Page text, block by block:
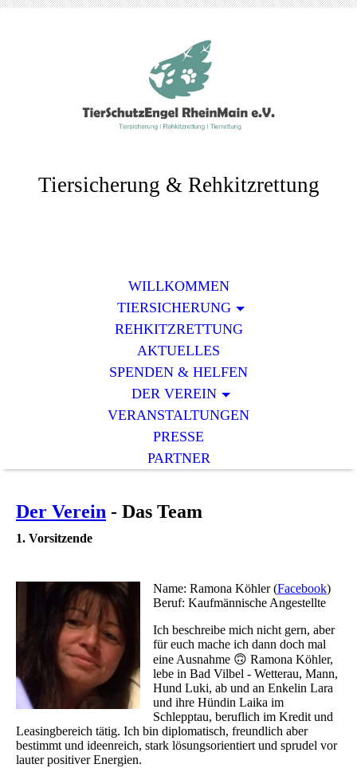
Tiersicherung & Rehkitzrettung
WILLKOMMEN
TIERSICHERUNG
REHKITZRETTUNG
AKTUELLES
SPENDEN & HELFEN
DER VEREIN
VERANSTALTUNGEN
PRESSE
PARTNER
Der Verein - Das Team
1. Vorsitzende
Name: Ramona Köhler (Facebook)
Beruf: Kaufmännische Angestellte
Ich beschreibe mich nicht gern, aber
für euch mache ich dann doch mal
eine Ausnahme 🙃 Ramona Köhler,
lebe in Bad Vilbel - Wetterau, Mann,
Hund Luki, ab und an Enkelin Lara
und ihre Hündin Laika im
Schlepptau, beruflich im Kredit und
Leasingbereich tätig. Ich bin diplomatisch, freundlich aber
bestimmt und ideenreich, stark lösungsorientiert und sprudel vor
lauter positiver Energien.